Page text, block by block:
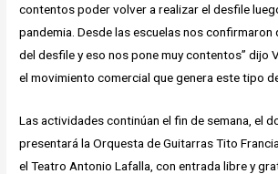
contentos poder volver a realizar el desfile
pandemia. Desde las escuelas nos confirmaron
del desfile y eso nos pone muy contentos” dijo
el movimiento comercial que genera este tipo
Las actividades continúan el fin de semana, el
presentará la Orquesta de Guitarras Tito
el Teatro Antonio Lafalla, con entrada libre y